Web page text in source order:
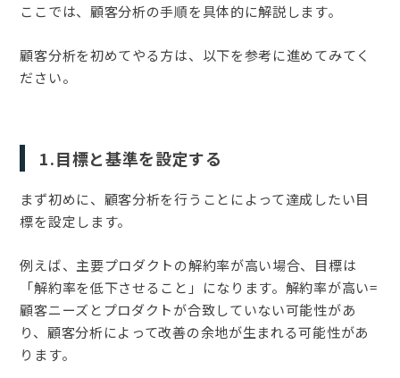
ここでは、顧客分析の手順を具体的に解説します。
顧客分析を初めてやる方は、以下を参考に進めてみてく
ださい。
1.目標と基準を設定する
まず初めに、顧客分析を行うことによって達成したい目
標を設定します。
例えば、主要プロダクトの解約率が高い場合、目標は
「解約率を低下させること」になります。解約率が高い=
顧客ニーズとプロダクトが合致していない可能性があ
り、顧客分析によって改善の余地が生まれる可能性があ
ります。